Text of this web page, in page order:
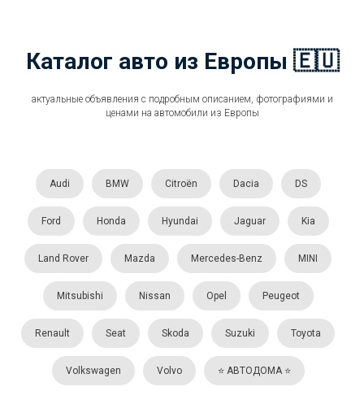
Каталог авто из Европы 🇪🇺
актуальные объявления с подробным описанием, фотографиями и
ценами на автомобили из Европы
Audi BMW Citroën Dacia DS
Ford Honda Hyundai Jaguar Kia
Land Rover Mazda Mercedes-Benz MINI
Mitsubishi Nissan Opel Peugeot
Renault Seat Skoda Suzuki Toyota
Volkswagen Volvo ⭐️ АВТОДОМА ⭐️